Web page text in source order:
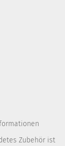
Zubehör ist